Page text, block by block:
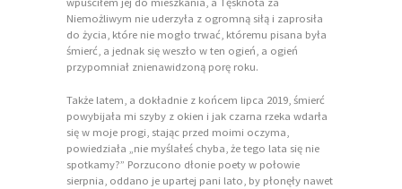
Niemożliwym nie uderzyła z ogromną siłą i zaprosiła
do życia, które nie mogło trwać, któremu pisana była
śmierć, a jednak się weszło w ten ogień, a ogień
przypomniał znienawidzoną porę roku.
Także latem, a dokładnie z końcem lipca 2019, śmierć
powybijała mi szyby z okien i jak czarna rzeka wdarła
się w moje progi, stając przed moimi oczyma,
powiedziała „nie myślałeś chyba, że tego lata się nie
spotkamy?” Porzucono dłonie poety w połowie
sierpnia, oddano je upartej pani lato, by płonęły nawet